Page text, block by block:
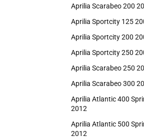
Aprilia Scarabeo 200
Aprilia Sportcity 125
Aprilia Sportcity 200
Aprilia Sportcity 250
Aprilia Scarabeo 250
Aprilia Scarabeo 300
Aprilia Atlantic 400
2012
Aprilia Atlantic 500
2012